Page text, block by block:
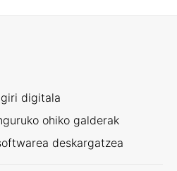
digitala
ohiko galderak
deskargatzea